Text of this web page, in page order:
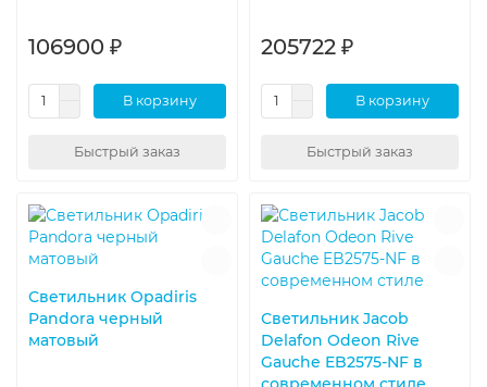
106900 ₽
В корзину
Быстрый заказ
205722 ₽
В корзину
Быстрый заказ
Светильник Opadiris
Pandora черный
матовый
Светильник Jacob
Delafon Odeon Rive
Gauche EB2575-NF в